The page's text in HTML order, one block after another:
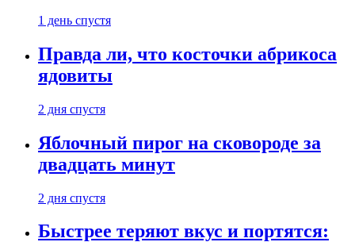
1 день спустя
Правда ли, что косточки абрикоса
ядовиты
2 дня спустя
Яблочный пирог на сковороде за
двадцать минут
2 дня спустя
Быстрее теряют вкус и портятся: